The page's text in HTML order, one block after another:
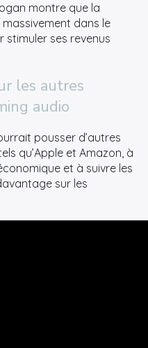
montre que la
dans le
ses revenus
les autres
audio
pousser d’autres
qu’Apple et Amazon, à
et à suivre les
sur les